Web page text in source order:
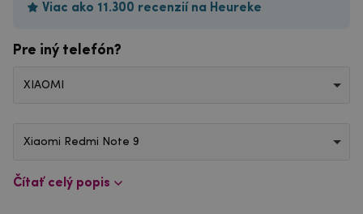
Viac ako 11.300 recenzií na Heureke
Pre iný telefón?
XIAOMI
Xiaomi Redmi Note 9
Čítať celý popis